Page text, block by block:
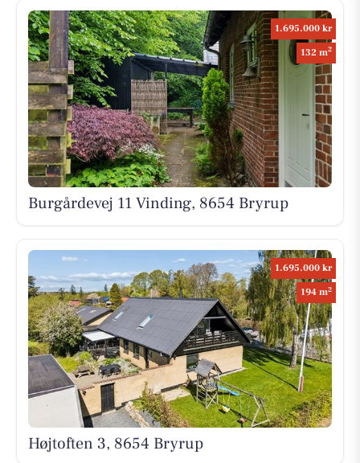
1.695.000 kr
132 m2
Burgårdevej 11 Vinding, 8654 Bryrup
1.695.000 kr
194 m2
Højtoften 3, 8654 Bryrup